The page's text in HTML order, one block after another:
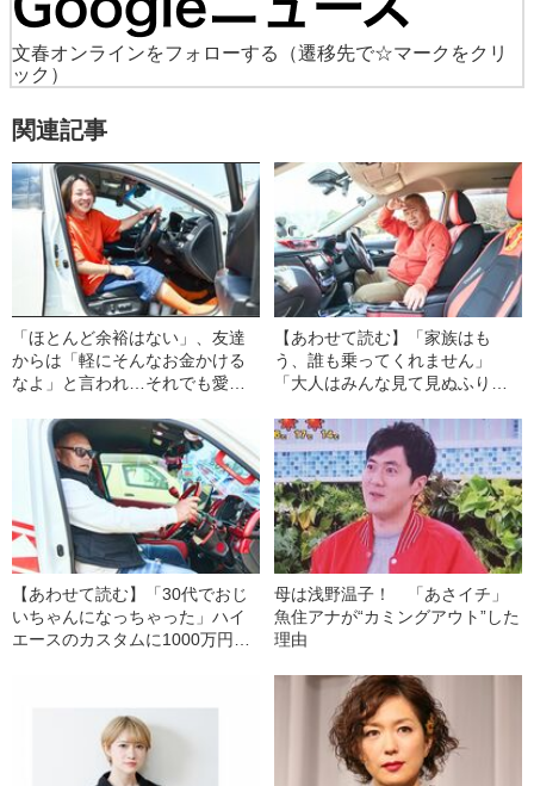
文春オンラインをフォローする
（遷移先で☆マークをクリ
ック）
関連記事
「ほとんど余裕はない」、友達
からは「軽にそんなお金かける
なよ」と言われ…それでも愛車
き”の“異様な熱意”
【あわせて読む】「家族はも
う、誰も乗ってくれません」
「大人はみんな見て見ぬふり」
度の“異常なペース”で車を弄
る“納得の理由”
【あわせて読む】「30代でおじ
いちゃんになっちゃった」ハイ
エースのカスタムに1000万円近
ようになった“驚きの背景”
母は浅野温子！ 「あさイチ」
魚住アナが“カミングアウト”した
理由